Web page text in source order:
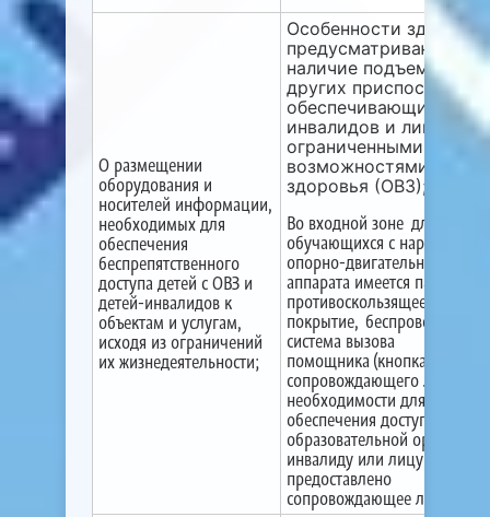
О размещении
оборудования и
носителей информации,
необходимых для
обеспечения
беспрепятственного
доступа детей с ОВЗ и
детей-инвалидов к
объектам и услугам,
исходя из ограничений
их жизнедеятельности;
Особенности здания
предусматривают
наличие подъемников,
других
обеспечивающих
инвалидов и лиц с
ограниченными
возможностями
здоровья (ОВЗ);
Во входной зоне для
обучающихся с
опорно-двигательного
аппарата имеется пандус,
противоскользящее
покрытие, беспроводная
система вызова
помощника (кнопка вызова
сопровождающего лица).
необходимости для
обеспечения доступа в
образовательной
инвалиду или лицу с ОВЗ
предоставлено
сопровождающее лицо